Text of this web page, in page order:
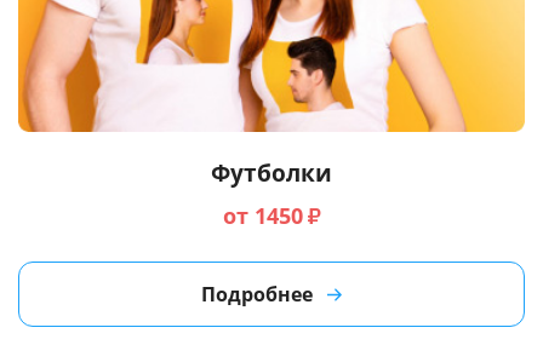
Футболки
от 1450₽
Подробнее